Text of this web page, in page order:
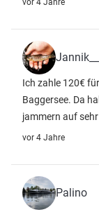
vor 4 Jahre
Ich zahle 120€
Baggersee. Da
jammern auf
vor 4 Jahre
Palino